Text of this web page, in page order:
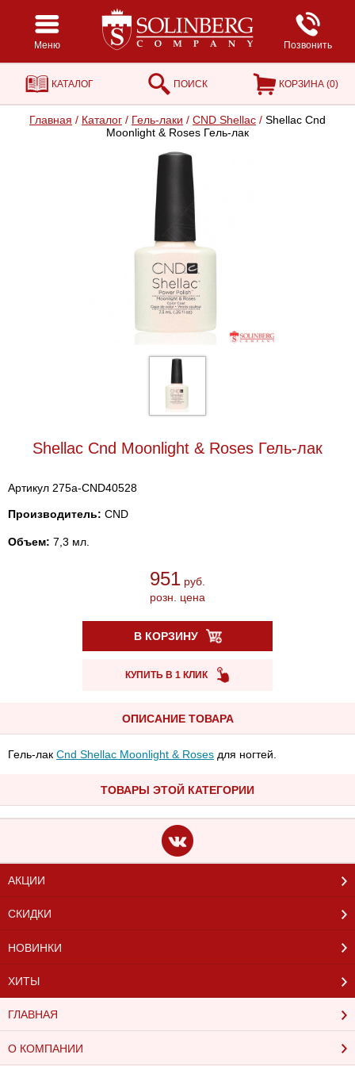
Меню Позвонить
КАТАЛОГ ПОИСК КОРЗИНА (0)
Главная / Каталог / Гель-лаки / CND Shellac / Shellac Cnd
Moonlight & Roses Гель-лак
Shellac Cnd Moonlight & Roses Гель-лак
Артикул 275a-CND40528
Производитель: CND
Объем: 7,3 мл.
951 руб.
розн. цена
В КОРЗИНУ
КУПИТЬ В 1 КЛИК
ОПИСАНИЕ ТОВАРА
Гель-лак Cnd Shellac Moonlight & Roses для ногтей.
ТОВАРЫ ЭТОЙ КАТЕГОРИИ
АКЦИИ
СКИДКИ
НОВИНКИ
ХИТЫ
ГЛАВНАЯ
О КОМПАНИИ